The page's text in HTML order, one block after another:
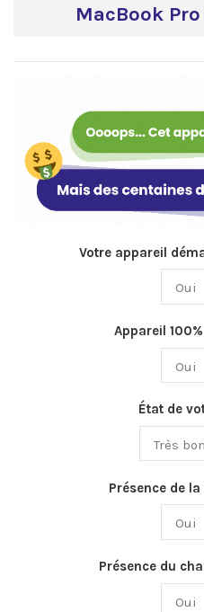
MacBook
Votre appareil
Appareil
État de
Présence de
Présence du